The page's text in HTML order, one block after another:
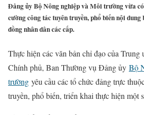
Đảng ủy Bộ Nông nghiệp và Môi trường vừa
cường công tác tuyên truyền, phổ biến nội
đồng nhân dân các cấp.
Thực hiện các văn bản chỉ đạo của
Chính phủ, Ban Thường vụ Đảng ủy Bộ
trường yêu cầu các tổ chức đảng trực
truyền, phổ biến, triển khai thực hiện một